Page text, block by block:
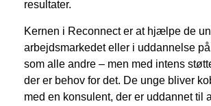
resultater.
Kernen i Reconnect er at hjælpe de
arbejdsmarkedet eller i uddannelse
som alle andre – men med intens
der er behov for det. De unge bliver
med en konsulent, der er uddannet til